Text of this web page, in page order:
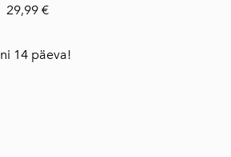
29,99 €
14 päeva!